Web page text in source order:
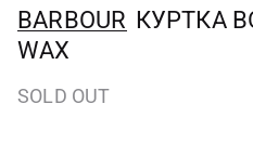
BARBOUR КУРТКА
WAX
SOLD OUT